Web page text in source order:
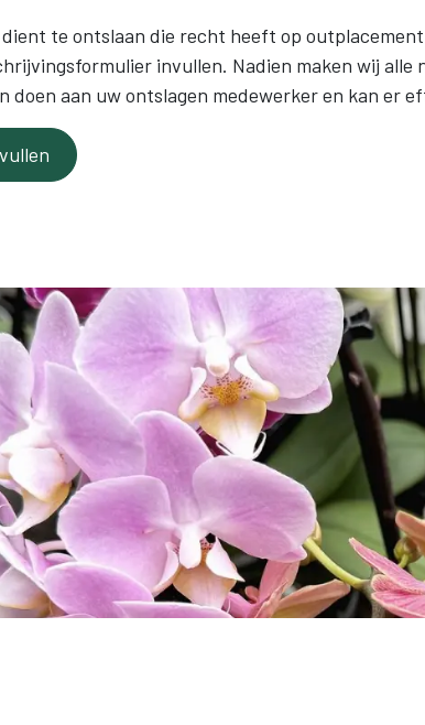
te ontslaan die recht heeft op
invullen. Nadien maken wij alle
doen aan uw ontslagen medewerker en kan er